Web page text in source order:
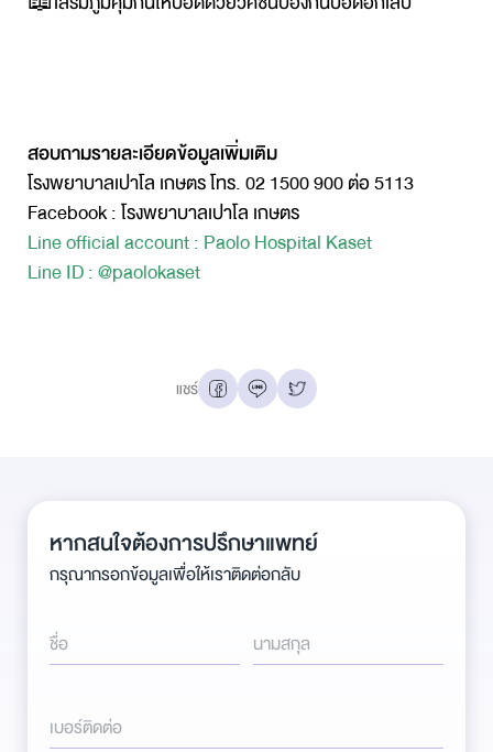
สอบถามรายละเอียดข้อมูลเพิ่มเติม
โรงพยาบาลเปาโล เกษตร โทร. 02 1500 900 ต่อ 5113
Facebook : โรงพยาบาลเปาโล เกษตร
Line official account : Paolo Hospital Kaset
Line ID : @paolokaset
แชร์
หากสนใจต้องการปรึกษาแพทย์
กรุณากรอกข้อมูลเพื่อให้เราติดต่อกลับ
ชื่อ นามสกุล
เบอร์ติดต่อ